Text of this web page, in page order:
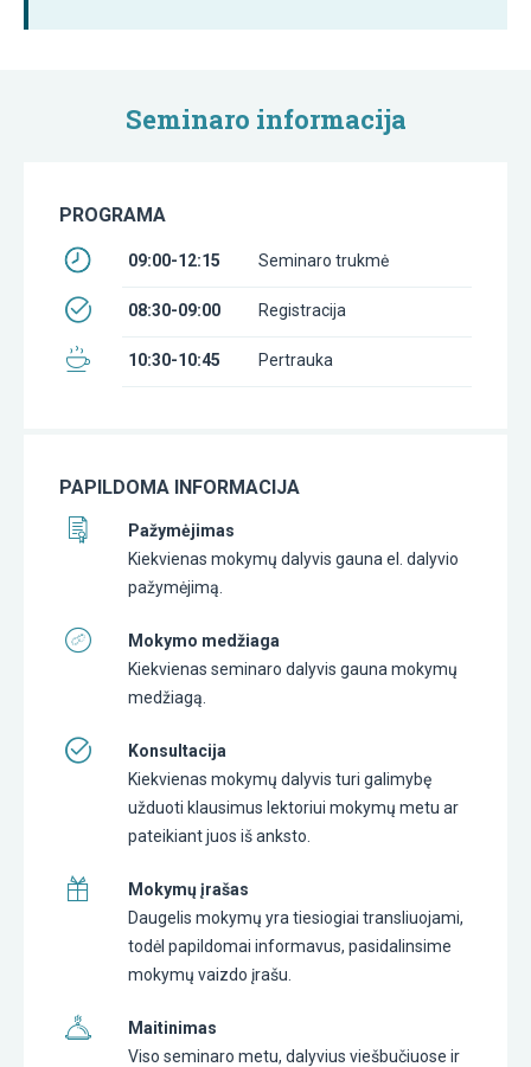
Seminaro informacija
PROGRAMA
09:00-12:15 Seminaro trukmė
08:30-09:00 Registracija
10:30-10:45 Pertrauka
PAPILDOMA INFORMACIJA
Pažymėjimas
Kiekvienas mokymų dalyvis gauna el. dalyvio
pažymėjimą.
Mokymo medžiaga
Kiekvienas seminaro dalyvis gauna mokymų
medžiagą.
Konsultacija
Kiekvienas mokymų dalyvis turi galimybę
užduoti klausimus lektoriui mokymų metu ar
pateikiant juos iš anksto.
Mokymų įrašas
Daugelis mokymų yra tiesiogiai transliuojami,
todėl papildomai informavus, pasidalinsime
mokymų vaizdo įrašu.
Maitinimas
Viso seminaro metu, dalyvius viešbučiuose ir